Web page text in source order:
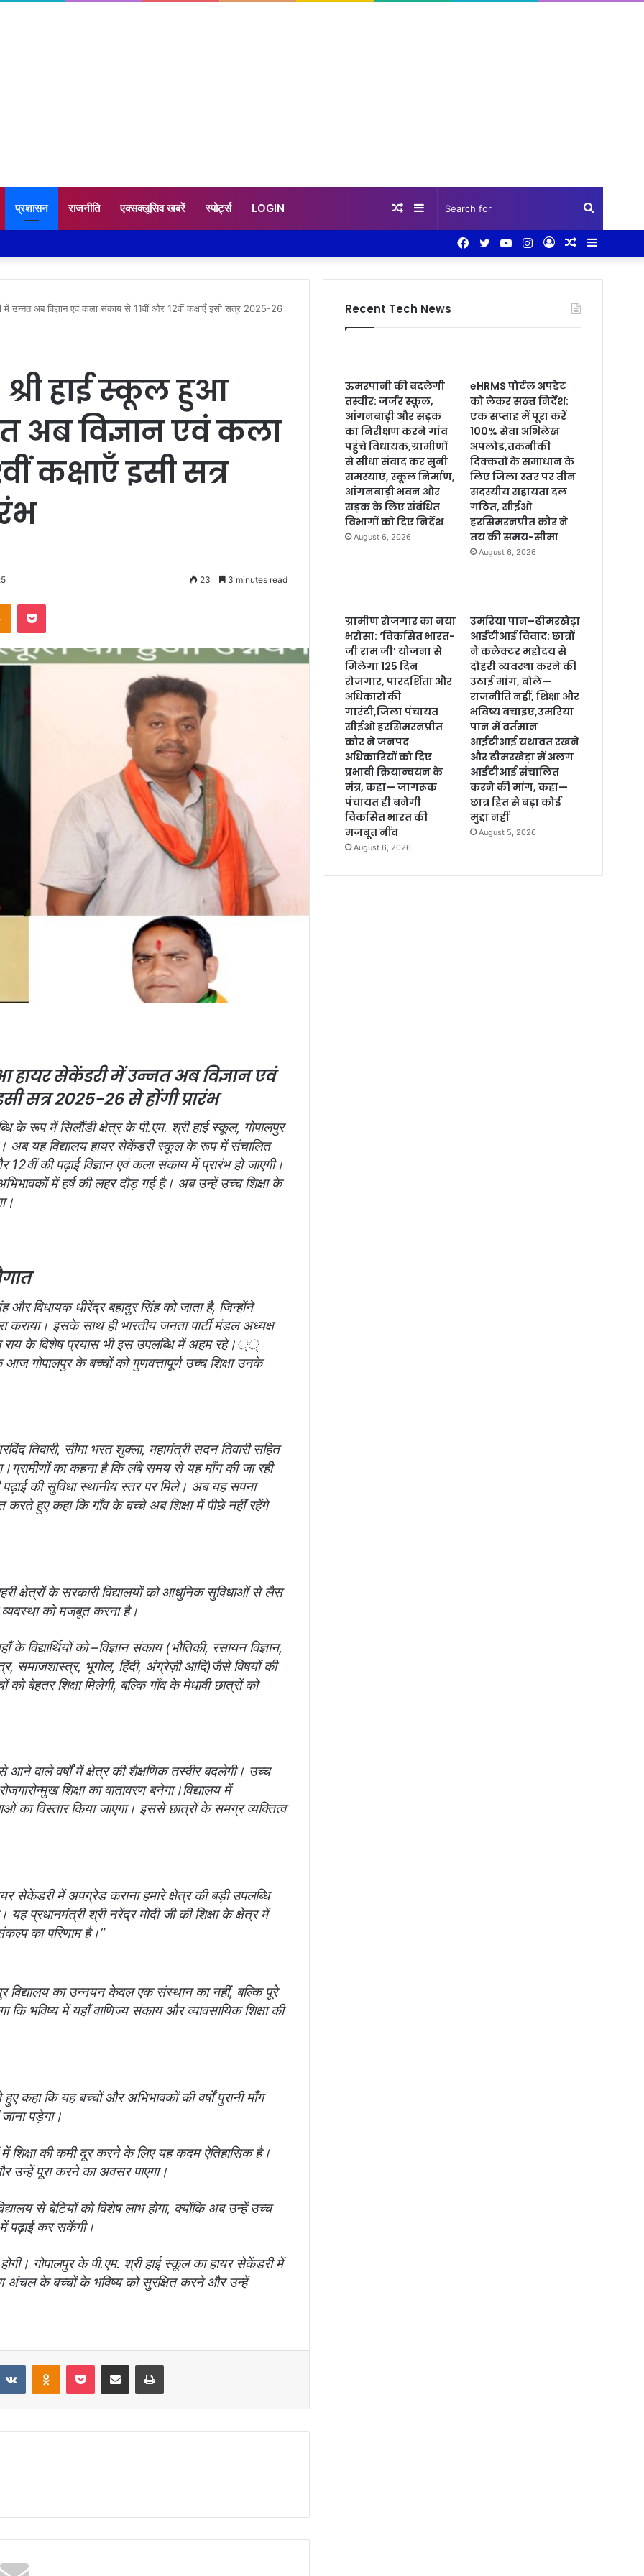
प्रशासन राजनीति एक्सक्लूसिव खबरें स्पोर्ट्स LOGIN
for
Sidebar
Random
Random
Log
Instagram
YouTube
Twitter
Facebook
में उन्नत अब विज्ञान एवं कला संकाय से 11वीं और 12वीं कक्षाएँ इसी सत्र 2025-26
हाई स्कूल हुआ
अब विज्ञान एवं कला
कक्षाएँ इसी सत्र
23 3 minutes read
हायर सेकेंडरी में उन्नतअब विज्ञान एवं
सत्र 2025-26 से होंगी प्रारंभ
के रूप में सिलौंडी क्षेत्र के पी.एम. श्री हाई स्कूल, गोपालपुर
अब यह विद्यालय हायर सेकेंडरी स्कूल के रूप में संचालित
की पढ़ाई विज्ञान एवं कला संकाय में प्रारंभ हो जाएगी।
में हर्ष की लहर दौड़ गई है। अब उन्हें उच्च शिक्षा के
और विधायक धीरेंद्र बहादुर सिंह को जाता है, जिन्होंने
इसके साथ ही भारतीय जनता पार्टी मंडल अध्यक्ष
राय के विशेष प्रयास भी इस उपलब्धि में अहम रहे।्
आज गोपालपुर के बच्चों को गुणवत्तापूर्ण उच्च शिक्षा उनके
तिवारी, सीमा भरत शुक्ला, महामंत्री सदन तिवारी सहित
ग्रामीणों का कहना है कि लंबे समय से यह माँग की जा रही
की सुविधा स्थानीय स्तर पर मिले। अब यह सपना
हुए कहा कि गाँव के बच्चे अब शिक्षा में पीछे नहीं रहेंगे
क्षेत्रों के सरकारी विद्यालयों को आधुनिक सुविधाओं से लैस
व्यवस्था को मजबूत करना है।
विद्यार्थियों को –विज्ञान संकाय (भौतिकी, रसायन विज्ञान,
समाजशास्त्र, भूगोल, हिंदी, अंग्रेज़ी आदि)जैसे विषयों की
बेहतर शिक्षा मिलेगी, बल्कि गाँव के मेधावी छात्रों को
आने वाले वर्षों में क्षेत्र की शैक्षणिक तस्वीर बदलेगी। उच्च
शिक्षा का वातावरण बनेगा।विद्यालय में
विस्तार किया जाएगा। इससे छात्रों के समग्र व्यक्तित्व
सेकेंडरी में अपग्रेड कराना हमारे क्षेत्र की बड़ी उपलब्धि
प्रधानमंत्री श्री नरेंद्र मोदी जी की शिक्षा के क्षेत्र में
का परिणाम है।”
विद्यालय का उन्नयन केवल एक संस्थान का नहीं, बल्कि पूरे
कि भविष्य में यहाँ वाणिज्य संकाय और व्यावसायिक शिक्षा की
कहा कि यह बच्चों और अभिभावकों की वर्षों पुरानी माँग
पड़ेगा।
में शिक्षा की कमी दूर करने के लिए यह कदम ऐतिहासिक है।
उन्हें पूरा करने का अवसर पाएगा।
से बेटियों को विशेष लाभ होगा, क्योंकि अब उन्हें उच्च
में पढ़ाई कर सकेंगी।
गोपालपुर के पी.एम. श्री हाई स्कूल का हायर सेकेंडरी में
अंचल के बच्चों के भविष्य को सुरक्षित करने और उन्हें
Recent Tech News
ऊमरपानी की बदलेगी
तस्वीर: जर्जर स्कूल,
आंगनबाड़ी और सड़क
का निरीक्षण करने गांव
पहुंचे विधायक,ग्रामीणों
से सीधा संवाद कर सुनी
समस्याएं, स्कूल निर्माण,
आंगनबाड़ी भवन और
सड़क के लिए संबंधित
विभागों को दिए निर्देश
August 6, 2026
eHRMS पोर्टल अपडेट
को लेकर सख्त निर्देश:
एक सप्ताह में पूरा करें
100% सेवा अभिलेख
अपलोड,तकनीकी
दिक्कतों के समाधान के
लिए जिला स्तर पर तीन
सदस्यीय सहायता दल
गठित, सीईओ
हरसिमरनप्रीत कौर ने
तय की समय-सीमा
August 6, 2026
ग्रामीण रोजगार का नया
भरोसा: ‘विकसित भारत-
जी राम जी’ योजना से
मिलेगा 125 दिन
रोजगार, पारदर्शिता और
अधिकारों की
गारंटी,जिला पंचायत
सीईओ हरसिमरनप्रीत
कौर ने जनपद
अधिकारियों को दिए
प्रभावी क्रियान्वयन के
मंत्र, कहा— जागरूक
पंचायत ही बनेगी
विकसित भारत की
मजबूत नींव
August 6, 2026
उमरिया पान–ढीमरखेड़ा
आईटीआई विवाद: छात्रों
ने कलेक्टर महोदय से
दोहरी व्यवस्था करने की
उठाई मांग, बोले—
राजनीति नहीं, शिक्षा और
भविष्य बचाइए,उमरिया
पान में वर्तमान
आईटीआई यथावत रखने
और ढीमरखेड़ा में अलग
आईटीआई संचालित
करने की मांग, कहा—
छात्र हित से बड़ा कोई
मुद्दा नहीं
August 5, 2026